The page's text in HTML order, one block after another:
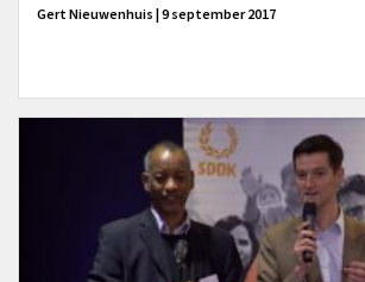
Gert Nieuwenhuis | 9 september 2017